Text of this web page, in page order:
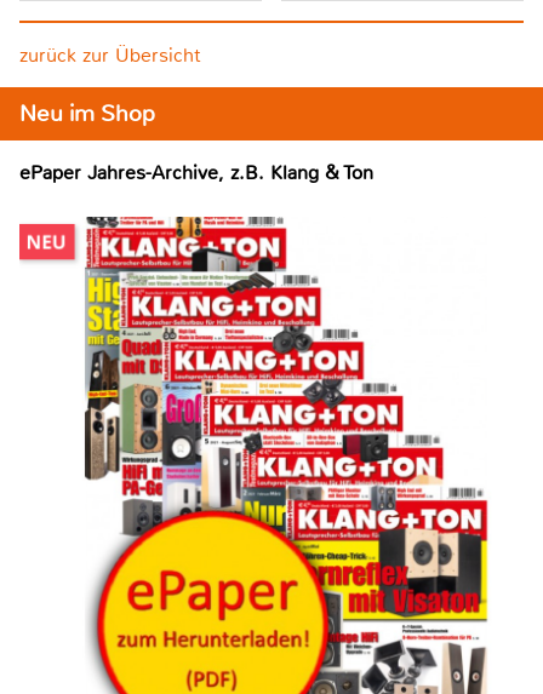
zurück zur Übersicht
Neu im Shop
ePaper Jahres-Archive, z.B. Klang & Ton